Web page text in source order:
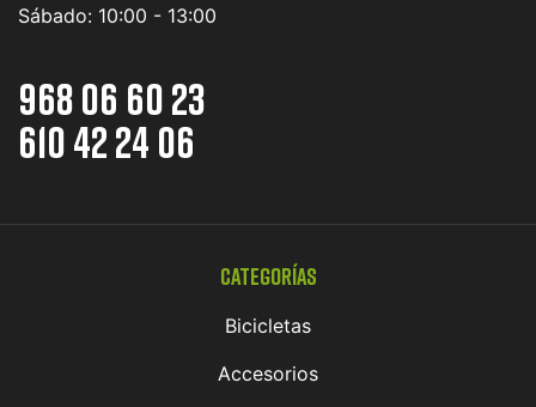
Sábado: 10:00 - 13:00
968 06 60 23
610 42 24 06
Categorías
Bicicletas
Accesorios